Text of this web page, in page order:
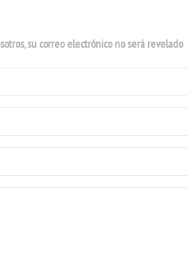
su correo electrónico no será revelado